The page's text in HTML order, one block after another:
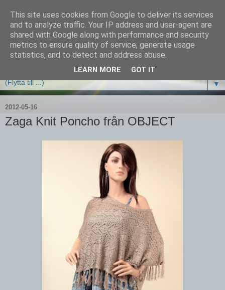
▼
2012-05-16
Zaga Knit Poncho från OBJECT
This site uses cookies from Google to deliver its services
and to analyze traffic. Your IP address and user-agent are
shared with Google along with performance and security
metrics to ensure quality of service, generate usage
statistics, and to detect and address abuse.
LEARN MORE GOT IT